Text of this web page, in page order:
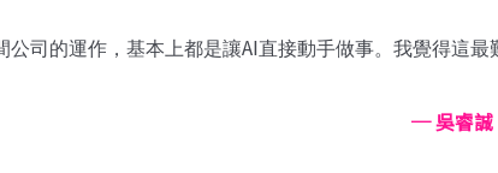
公司的運作，基本上都是讓AI直接動手做事。我覺得這
─吳睿